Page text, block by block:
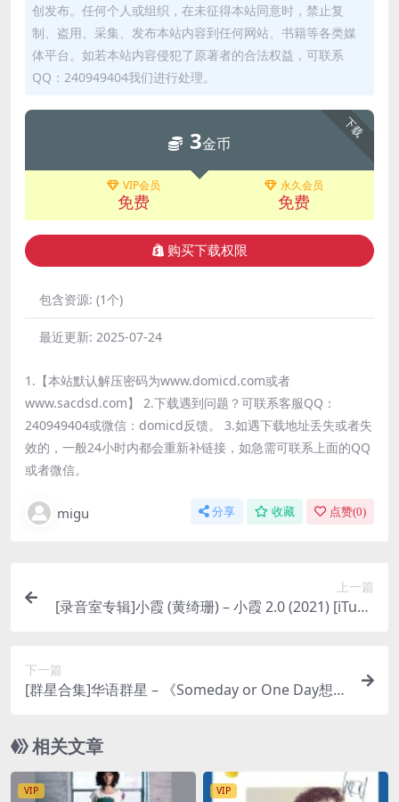
创发布。任何个人或组织，在未征得本站同意时，禁止复
制、盗用、采集、发布本站内容到任何网站、书籍等各类媒
体平台。如若本站内容侵犯了原著者的合法权益，可联系
QQ：240949404我们进行处理。
下载
3金币
VIP会员
免费
永久会员
免费
购买下载权限
包含资源: (1个)
最近更新: 2025-07-24
1.【本站默认解压密码为www.domicd.com或者
www.sacdsd.com】 2.下载遇到问题？可联系客服QQ：
240949404或微信：domicd反馈。 3.如遇下载地址丢失或者失
效的，一般24小时内都会重新补链接，如急需可联系上面的QQ
或者微信。
migu 分享 收藏 点赞(0)
上一篇
[录音室专辑]小霞 (黄绮珊) – 小霞 2.0 (2021) [iTune
下一篇
[群星合集]华语群星 – 《Someday or One Day想見
unes Plus AAC M4A]
相关文章
VIP VIP